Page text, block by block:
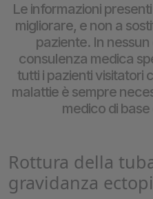
Le informazioni
migliorare, e non a
paziente. In
consulenza medica
tutti i pazienti visitatori
malattie è sempre
medico di
Rottura della
gravidanza